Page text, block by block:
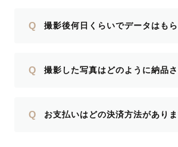
Q 撮影後何日くらいでデータはも
Q 撮影した写真はどのように納品
Q お支払いはどの決済方法があり